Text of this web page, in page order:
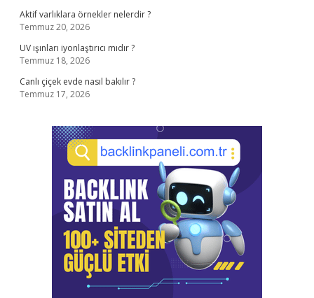
Aktif varlıklara örnekler nelerdir ?
Temmuz 20, 2026
UV ışınları iyonlaştırıcı mıdır ?
Temmuz 18, 2026
Canlı çiçek evde nasıl bakılır ?
Temmuz 17, 2026